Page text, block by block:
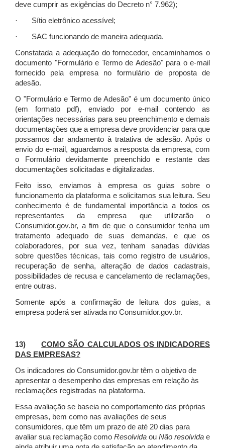
deve cumprir as exigências do Decreto n° 7.962);
· Sítio eletrônico acessível;
· SAC funcionando de maneira adequada.
Constatada a adequação do fornecedor, encaminhamos o
documento "Formulário e Termo de Adesão" para o e-mail
fornecido pela empresa no formulário de proposta de
adesão.
O "Formulário e Termo de Adesão" é um documento único
(em formato pdf), enviado por e-mail contendo as
orientações necessárias para seu preenchimento e demais
documentações que a empresa deve providenciar para que
possamos dar andamento à tratativa de adesão. Após o
envio do e-mail, aguardamos a resposta da empresa, com
o Formulário devidamente preenchido e restante das
documentações solicitadas e digitalizadas.
Feito isso, enviamos à empresa os guias sobre o
funcionamento da plataforma e solicitamos sua leitura. Seu
conhecimento é de fundamental importância a todos os
representantes da empresa que utilizarão o
Consumidor.gov.br, a fim de que o consumidor tenha um
tratamento adequado de suas demandas, e que os
colaboradores, por sua vez, tenham sanadas dúvidas
sobre questões técnicas, tais como registro de usuários,
recuperação de senha, alteração de dados cadastrais,
possibilidades de recusa e cancelamento de reclamações,
entre outras.
Somente após a confirmação de leitura dos guias, a
empresa poderá ser ativada no Consumidor.gov.br.
13)COMO SÃO CALCULADOS OS INDICADORES
DAS EMPRESAS?
Os indicadores do Consumidor.gov.br têm o objetivo de
apresentar o desempenho das empresas em relação às
reclamações registradas na plataforma.
Essa avaliação se baseia no comportamento das próprias
empresas, bem como nas avaliações de seus
consumidores, que têm um prazo de até 20 dias para
avaliar sua reclamação como Resolvida ou Não resolvida e